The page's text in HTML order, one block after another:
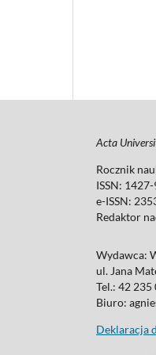
Acta
Rocznik
ISSN:
e-ISSN:
Redaktor
Wydawca:
ul. Jana
Tel.: 42 235
Biuro:
Deklaracja